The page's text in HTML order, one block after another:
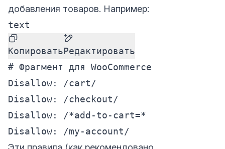
добавления товаров. Например:
text
КопироватьРедактировать
# Фрагмент для WooCommerce
Disallow: /cart/
Disallow: /checkout/
Disallow: /*add-to-cart=*